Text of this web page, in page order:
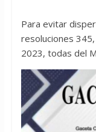
Para evitar
resoluciones
2023, todas del